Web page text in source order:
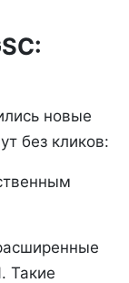
новые
без кликов:
Такие